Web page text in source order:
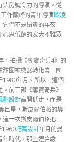
票房號令力的導演。從
作巔峰的青年導演歐凌
它們不是昂貴的年夜
心思低齡的宏大不雅眾
，拍攝《奪寶奇兵4》的
圈被機器轉化為一團
1980年月。所以，這個
前三部《奪寶奇兵》
劃設計高開低走，而是
巨星，斯皮爾伯格的導
這一次斯皮爾伯格把
1960巧寓設計年月的曼
年時代，那些連合嚴